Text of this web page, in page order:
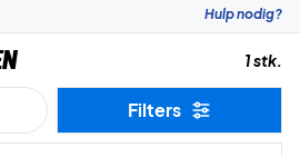
Hulp nodig?
1 stk.
Filters